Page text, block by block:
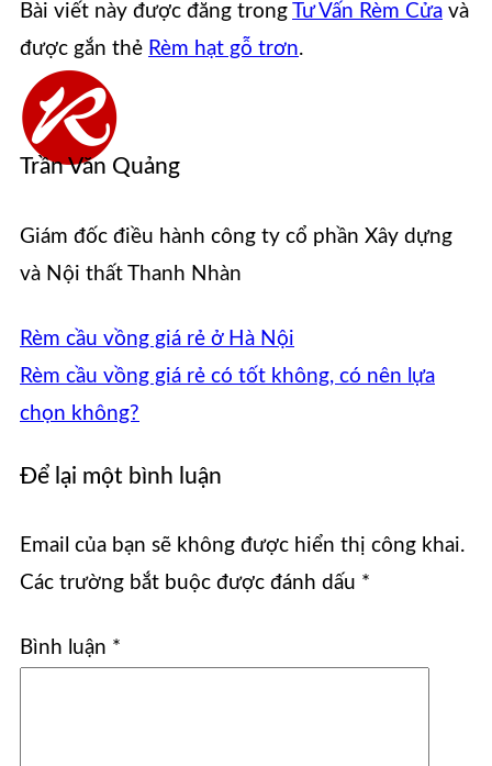
Bài viết này được đăng trong Tư Vấn Rèm Cửa và
được gắn thẻ Rèm hạt gỗ trơn.
Trần Văn Quảng
Giám đốc điều hành công ty cổ phần Xây dựng
và Nội thất Thanh Nhàn
Rèm cầu vồng giá rẻ ở Hà Nội
Rèm cầu vồng giá rẻ có tốt không, có nên lựa
chọn không?
Để lại một bình luận
Email của bạn sẽ không được hiển thị công khai.
Các trường bắt buộc được đánh dấu *
Bình luận *